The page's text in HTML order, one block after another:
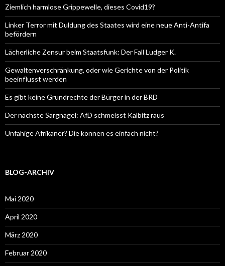
Ziemlich harmlose Grippewelle, dieses Covid19?
Linker Terror mit Duldung des Staates wird eine neue Anti-Antifa
befördern
Lächerliche Zensur beim Staatsfunk: Der Fall Ludger K.
Gewaltenverschränkung, oder wie Gerichte von der Politik
beeinflusst werden
Es gibt keine Grundrechte der Bürger in der BRD
Der nächste Sargnagel: AfD schmeisst Kalbitz raus
Unfähige Afrikaner? Die können es einfach nicht?
BLOG-ARCHIV
Mai 2020
April 2020
März 2020
Februar 2020